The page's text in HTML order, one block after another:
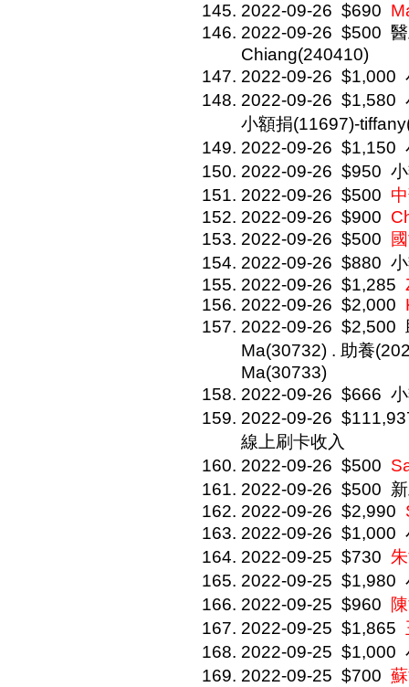
2022-09-26 $690
2022-09-26 $500
Chiang(240410)
2022-09-26 $1,000
2022-09-26 $1,580
小額捐(11697)-
2022-09-26 $1,150
2022-09-26 $950
2022-09-26 $500
2022-09-26 $900
2022-09-26 $500
2022-09-26 $880
2022-09-26 $1,285
2022-09-26 $2,000
2022-09-26 $2,500
Ma(30732) . 助養
Ma(30733)
2022-09-26 $666
2022-09-26
線上刷卡收入
2022-09-26 $500
2022-09-26 $500
2022-09-26 $2,990
2022-09-26 $1,000
2022-09-25 $730
2022-09-25 $1,980
2022-09-25 $960
2022-09-25 $1,865
2022-09-25 $1,000
2022-09-25 $700